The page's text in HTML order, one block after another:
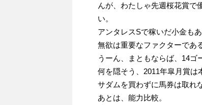
んが、わたしゃ先週桜花賞で
い。
アンタレスSで稼いだ小金も
無欲は重要なファクターである
うーん、まともならば、14ゴ
何を隠そう、2011年皐月賞は
サダムを買わずに馬券は取れ
あとは、能力比較。